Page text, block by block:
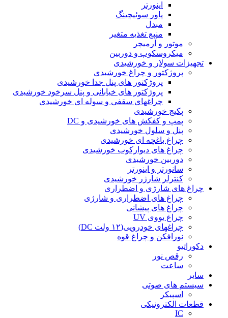
اینورتر
پاور سوئیچینگ
مبدل
منبع تغذیه متغیر
موتور و آرمیچر
میکروسکوپ و دوربین
تجهیزات سولار و خورشیدی
پروژکتور و چراغ خورشیدی
پروژکتور های پنل جدا خورشیدی
پروژکتور های خیابانی و پنل سرخود خورشیدی
چراغهای سقفی و سوله ای خورشیدی
پکیج خورشیدی
پمپ و کفکش های خورشیدی و DC
پنل و سلول خورشیدی
چراغ باغچه ای خورشیدی
چراغ های دیوارکوب خورشیدی
دوربین خورشیدی
سانورتر و اینورتر
کنترلر شارژر خورشیدی
چراغ های شارژی و اضطراری
چراغ های اضطراری و شارژی
چراغ های پیشانی
چراغ یووی UV
چراغهای خودرویی(۱۲ ولت DC)
نورافکن و چراغ قوه
دکوراتیو
رقص نور
ساعت
سایر
سیستم های صوتی
اسپیکر
قطعات الکترونیکی
IC